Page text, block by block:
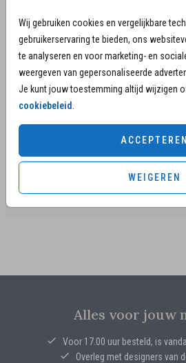
Wij gebruiken cookies en vergelijkbare
gebruikerservaring te bieden, ons
te analyseren en voor marketing- en
weergeven van gepersonaliseerde
Je kunt jouw toestemming altijd wijzigen
cookiebeleid
ACCEPTEREN
WEIGEREN
Alles voor jouw
Voor 17.00 uur besteld, is
Overleg met designers van